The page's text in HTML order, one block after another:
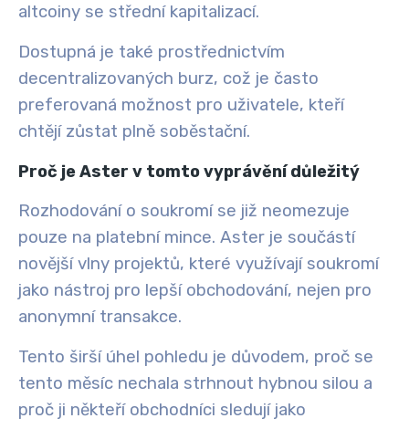
altcoiny se střední kapitalizací.
Dostupná je také prostřednictvím
decentralizovaných burz, což je často
preferovaná možnost pro uživatele, kteří
chtějí zůstat plně soběstační.
Proč je Aster v tomto vyprávění důležitý
Rozhodování o soukromí se již neomezuje
pouze na platební mince. Aster je součástí
novější vlny projektů, které využívají soukromí
jako nástroj pro lepší obchodování, nejen pro
anonymní transakce.
Tento širší úhel pohledu je důvodem, proč se
tento měsíc nechala strhnout hybnou silou a
proč ji někteří obchodníci sledují jako